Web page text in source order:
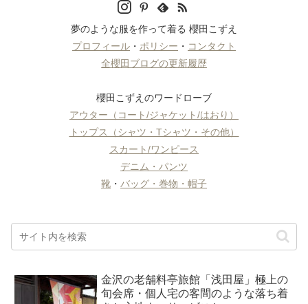
夢のような服を作って着る 櫻田こずえ
プロフィール ・ ポリシー ・ コンタクト
全櫻田ブログの更新履歴
櫻田こずえのワードローブ
アウター（コート/ジャケット/はおり）
トップス（シャツ・Tシャツ・その他）
スカート/ワンピース
デニム・パンツ
靴 ・ バッグ・巻物・帽子
金沢の老舗料亭旅館「浅田屋」極上の
旬会席・個人宅の客間のような落ち着